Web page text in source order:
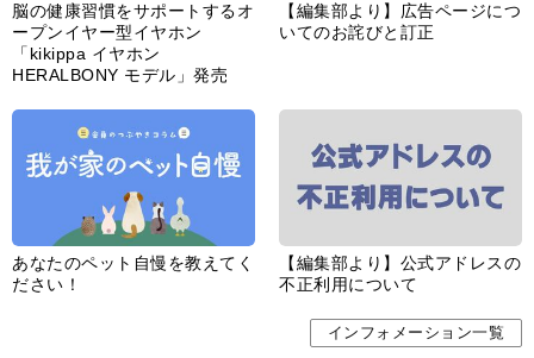
脳の健康習慣をサポートするオ
ープンイヤー型イヤホン
「kikippa イヤホン
HERALBONY モデル」発売
【編集部より】広告ページにつ
いてのお詫びと訂正
あなたのペット自慢を教えてく
ださい！
【編集部より】公式アドレスの
不正利用について
インフォメーション一覧